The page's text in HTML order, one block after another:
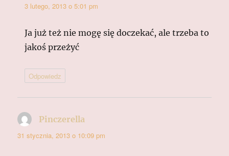
3 lutego, 2013 o 5:01 pm
Ja już też nie mogę się doczekać, ale trzeba to
jakoś przeżyć
Odpowiedz
Pinczerella
31 stycznia, 2013 o 10:09 pm